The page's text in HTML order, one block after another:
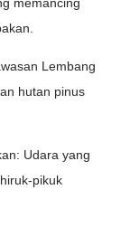
Lembang
hutan pinus
Udara yang
pikuk